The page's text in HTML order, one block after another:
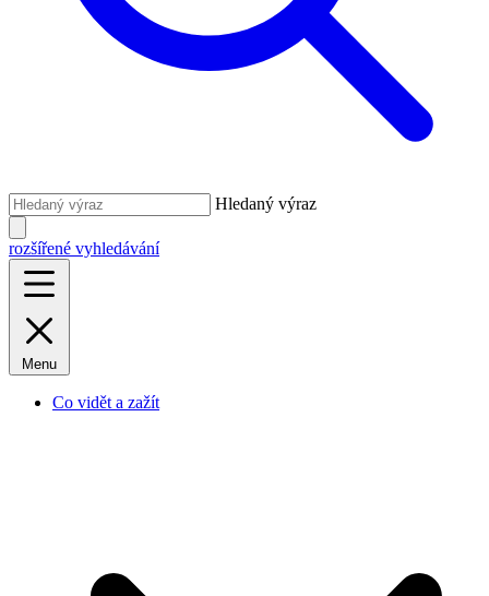
Hledaný výraz
rozšířené vyhledávání
Menu
Co vidět a zažít